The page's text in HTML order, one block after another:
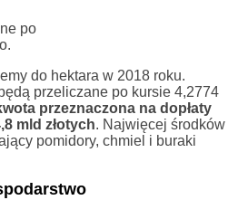
po
do hektara w 2018 roku.
przeliczane po kursie 4,2774
przeznaczona na dopłaty
mld złotych. Najwięcej środków
pomidory, chmiel i buraki